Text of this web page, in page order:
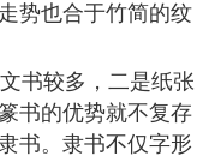
势也合于竹简的纹
书较多，二是纸张
书的优势就不复存
书。隶书不仅字形